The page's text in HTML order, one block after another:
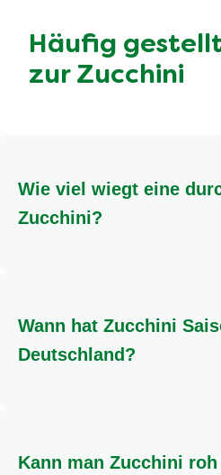
Häufig
zur Zucchini
Wie viel wiegt eine
Zucchini?
können jedoch bis zu 5
Wann hat Zucchini
Deutschland?
in den Gemüseregalen
Kann man Zucchini roh